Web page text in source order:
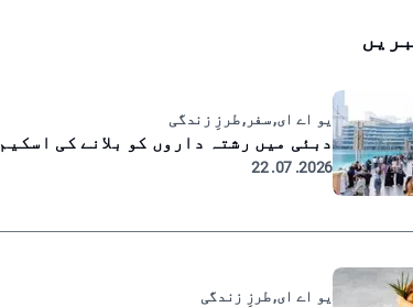
یو اے ای, سفر, طرزِ زندگی
دبئی میں رشتہ داروں کو بلانے کی اسکیم
2026. 07. 22
یو اے ای, طرزِ زندگی